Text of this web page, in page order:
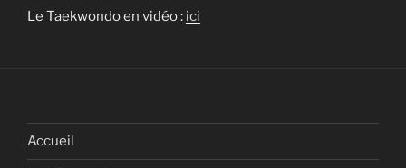
Le Taekwondo en vidéo : ici
Accueil